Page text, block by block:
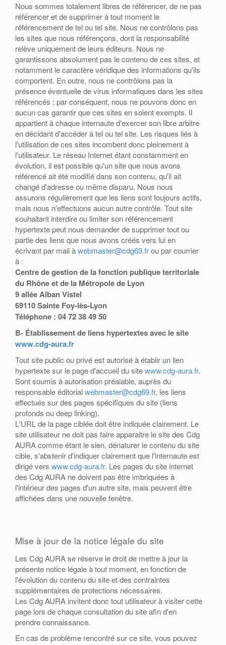
Nous sommes totalement libres de référencer, de ne pas
référencer et de supprimer à tout moment le
référencement de tel ou tel site. Nous ne contrôlons pas
les sites que nous référençons, dont la responsabilité
relève uniquement de leurs éditeurs. Nous ne
garantissons absolument pas le contenu de ces sites, et
notamment le caractère véridique des informations qu'ils
comportent. En outre, nous ne contrôlons pas la
présence éventuelle de virus informatiques dans les sites
référencés ; par conséquent, nous ne pouvons donc en
aucun cas garantir que ces sites en soient exempts. Il
appartient à chaque internaute d'exercer son libre arbitre
en décidant d'accéder à tel ou tel site. Les risques liés à
l'utilisation de ces sites incombent donc pleinement à
l'utilisateur. Le réseau Internet étant constamment en
évolution, il est possible qu'un site que nous avons
référencé ait été modifié dans son contenu, qu'il ait
changé d'adresse ou même disparu. Nous nous
assurons régulièrement que les liens sont toujours actifs,
mais nous n'effectuons aucun autre contrôle. Tout site
souhaitant interdire ou limiter son référencement
hypertexte peut nous demander de supprimer tout ou
partie des liens que nous avons créés vers lui en
écrivant par mail àwebmaster@cdg69.frou par courrier
à :
Centre de gestion de la fonction publique territoriale
du Rhône et de la Métropole de Lyon
9 allée Alban Vistel
69110 Sainte Foy-lès-Lyon
Téléphone : 04 72 38 49 50
B- Établissement de liens hypertextes avec le site
www.cdg-aura.fr
Tout site public ou privé est autorisé à établir un lien
hypertexte sur le page d'accueil du sitewww.cdg-aura.fr.
Sont soumis à autorisation préalable, auprès du
responsable éditorialwebmaster@cdg69.fr, les liens
effectués sur des pages spécifiques du site (liens
profonds ou deep linking).
L'URL de la page ciblée doit être indiquée clairement. Le
site utilisateur ne doit pas faire apparaitre le site des Cdg
AURA comme étant le sien, dénaturer le contenu du site
cible, s'abstenir d'indiquer clairement que l'internaute est
dirigé vers www.cdg-aura.fr. Les pages du site internet
des Cdg AURA ne doivent pas être imbriquées à
l'intérieur des pages d'un autre site, mais peuvent être
affichées dans une nouvelle fenêtre.
Mise à jour de la notice légale du site
Les Cdg AURA se réserve le droit de mettre à jour la
présente notice légale à tout moment, en fonction de
l'évolution du contenu du site et des contraintes
supplémentaires de protections nécessaires.
Les Cdg AURA invitent donc tout utilisateur à visiter cette
page lors de chaque consultation du site afin d'en
prendre connaissance.
En cas de problème rencontré sur ce site, vous pouvez